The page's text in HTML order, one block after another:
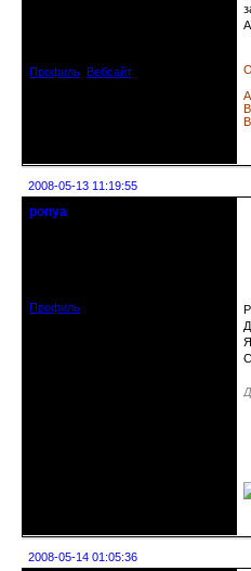
Профиль Вебсайт
2008-05-13 11:19:55
ponya
Профиль
2008-05-14 01:05:36